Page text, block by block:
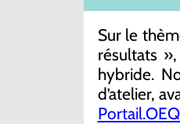
Sur le
résultats
hybride.
d’atelier,